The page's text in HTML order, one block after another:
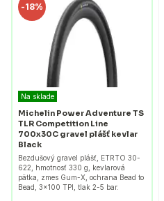
-18%
Na sklade
Michelin Power Adventure TS
TLR Competition Line
700x30C gravel plášť kevlar
Black
Bezdušový gravel plášť, ETRTO 30-
622, hmotnosť 330 g, kevlarová
pätka, zmes Gum-X, ochrana Bead to
Bead, 3x100 TPI, tlak 2-5 bar.